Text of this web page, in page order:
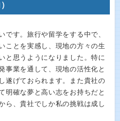
す。旅行や留学をする中で、
ことを実感し、現地の方々の生
と思うようになりました。特に
事業を通して、現地の活性化と
遂げておられます。また貴社の
明確な夢と高い志をお持ちだと
ら、貴社でしか私の挑戦は成し